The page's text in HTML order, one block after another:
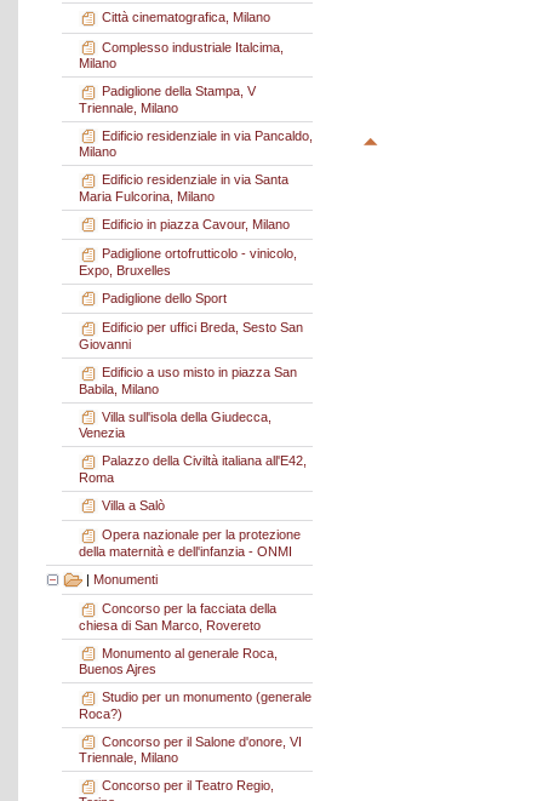
Città cinematografica, Milano
Complesso industriale Italcima,
Milano
Padiglione della Stampa, V
Triennale, Milano
Edificio residenziale in via Pancaldo,
Milano
Edificio residenziale in via Santa
Maria Fulcorina, Milano
Edificio in piazza Cavour, Milano
Padiglione ortofrutticolo - vinicolo,
Expo, Bruxelles
Padiglione dello Sport
Edificio per uffici Breda, Sesto San
Giovanni
Edificio a uso misto in piazza San
Babila, Milano
Villa sull'isola della Giudecca,
Venezia
Palazzo della Civiltà italiana all'E42,
Roma
Villa a Salò
Opera nazionale per la protezione
della maternità e dell'infanzia - ONMI
| Monumenti
Concorso per la facciata della
chiesa di San Marco, Rovereto
Monumento al generale Roca,
Buenos Ajres
Studio per un monumento (generale
Roca?)
Concorso per il Salone d'onore, VI
Triennale, Milano
Concorso per il Teatro Regio,